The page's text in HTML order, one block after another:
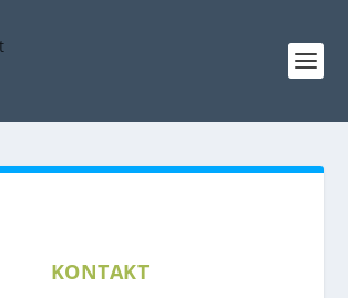
KONTAKT